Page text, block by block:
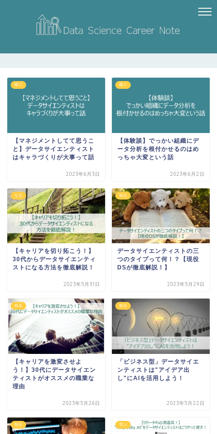
稼ぐ
【マネジメントしてて思うこ
と】データサイエンティスト
はキャラづくりが大事って話
2023年6月3日
稼ぐ
【体験談】でっかい組織にデ
ータ分析を根付かせるのはめ
っちゃ大変という話
2023年6月2日
なる
【キャリアを切り拓こう！】
30代からデータサイエンティ
ストになる方法を徹底解説！
2023年5月31日
知る
データサイエンティストの三
つのタイプって何！？【現役
DSが徹底解説！】
2023年5月29日
知る
【キャリアを激変させよ
う！】30代にデータサイエン
ティストがオススメの職業な
理由
2023年5月26日
知る
「ビジネス型」データサイエ
ンティストは"アイデア出
し"にAIを活用しよう！
2023年5月22日
知る 学ぶ